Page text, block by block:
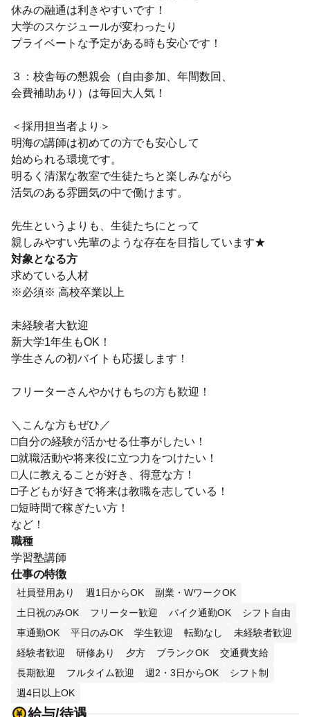
休みの融通は利きやすいです！
大学のスケジュールが変わったり
プライベートな予定がある時も安心です！
３：校舎毎の懇親会（自由参加、年間数回、
会費補助あり）は毎回大人気！
＜採用担当者より＞
明海の講師は初めての方でも安心して
始められる環境です。
明るく清潔な教室で生徒たちと楽しみながら
活気のある雰囲気の中で働けます。
先生というよりも、生徒たちにとって
親しみやすい先輩のような存在を目指しています★
対象となる方
求めている人材
※必須※ 高校卒業以上
未経験者大歓迎
新大学1年生もOK！
学生さんの初バイトも応援します！
フリーターさんやかけもちの方も歓迎！
＼こんな方もぜひ／
□自分の経験が活かせる仕事がしたい！
□就職活動や将来役に立つ力をつけたい！
□人に教えることが好き、得意な方！
□子どもが好きで将来は教職を志している！
□短時間で稼ぎたい方！
など！
職種
学習塾講師
仕事の特徴
社員登用あり 週1日からOK
副業・WワークOK
土日祝のみOK
フリーター歓迎 バイク通勤OK
シフト自由
車通勤OK
平日のみOK 学生歓迎 転勤なし
未経験者歓迎
経験者歓迎
研修あり 夕方 ブランクOK
交通費支給
長期歓迎
フルタイム歓迎 週2・3日からOK
シフト制
週4日以上OK
給与/待遇